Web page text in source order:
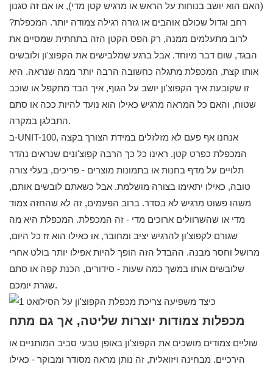
(האם הוא יושב בנוחות על הראש או מרגיש קטן מדי), או אם זה סגנון
רחב וגדול שכולם אוהבים או גזרה רגילה צמודה יותר. המכפלת?
לרוב מתעלמים ממנה, רק הפס הקטן הזה בתחתית שמסיים את
הבגד, שום דבר מיוחד. אבל ברגע שמלבישים את הקפוצ'ון ולובשים
אותו קצת, המכפלת מתגלה כחשובה הרבה יותר ממה שנראה. היא
זו שקובעת איך הקפוצ'ון יושב על הגוף, איך הבד מתקפל או שוכב
שטוח, והאם כל המראה מרגיש כאילו הוא נועד להיות ככה או סתם
התבלגן במקרה.
ב-UNIT-100, אנחנו אף פעם לא מזלזלים במידת הצורך בקצה
המכפלת כפרט קטן. ראינו כל כך הרבה קפוצ'ונים שנראים נהדר
תלויים על מדף בחנות או בתמונות מוצרים - פריכים, בעלי צורה
טובה, כאילו יתאימו בצורה מושלמת. אבל כשאתם לובשים אותם,
משהו פשוט מרגיש לא בסדר. ברוב הפעמים, זה לא שהחזה צמוד
מדי או שהשרוולים ארוכים מדי - זה המכפלת. המכפלת היא מה
שגורם לקפוצ'ון להרגיש יציב ומחובר, או כאילו הוא זז כל היום,
מרושל וחסר מבנה. ההבדל הזה הופך להיות אפילו יותר בולט אחרי
שלובשים אותו במשך כמה שעות - סידורים, הכנת קפה או סתם
שגרת יומכם.
מכפלות צמודות יוצרות שליטה, אך גם מתח
שוליים צמודים מושכים את הקפוצ'ון באופן טבעי סביב המותניים או
הירכיים. מבחינה ויזואלית, זה נותן מראה מסודר ומבוקר - כאילו